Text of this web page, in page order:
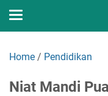
Home / Pendidikan
Niat Mandi